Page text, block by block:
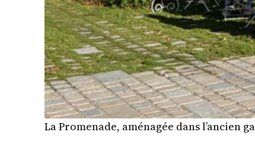
La Promenade, aménagée dans l’ancien